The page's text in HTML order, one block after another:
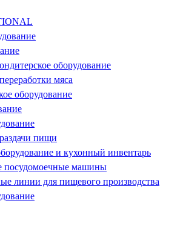
оборудование
мяса
оборудование
пищи
и кухонный инвентарь
посудомоечные машины
линии для пищевого производства